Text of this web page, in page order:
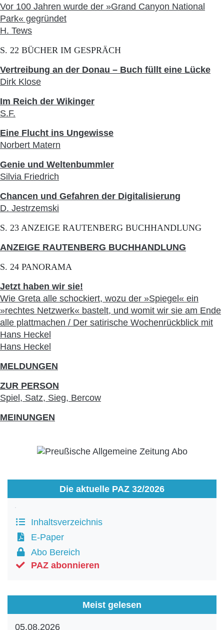
Vor 100 Jahren wurde der »Grand Canyon National
Park« gegründet
H. Tews
S. 22 BÜCHER IM GESPRÄCH
Vertreibung an der Donau – Buch füllt eine Lücke
Dirk Klose
Im Reich der Wikinger
S.F.
Eine Flucht ins Ungewisse
Norbert Matern
Genie und Weltenbummler
Silvia Friedrich
Chancen und Gefahren der Digitalisierung
D. Jestrzemski
S. 23 ANZEIGE RAUTENBERG BUCHHANDLUNG
ANZEIGE RAUTENBERG BUCHHANDLUNG
S. 24 PANORAMA
Jetzt haben wir sie!
Wie Greta alle schockiert, wozu der »Spiegel« ein
»rechtes Netzwerk« bastelt, und womit wir sie am Ende
alle plattmachen / Der satirische Wochenrückblick mit
Hans Heckel
Hans Heckel
MELDUNGEN
ZUR PERSON
Spiel, Satz, Sieg, Bercow
MEINUNGEN
Die aktuelle PAZ 32/2026
Inhaltsverzeichnis
E-Paper
Abo Bereich
PAZ abonnieren
Meist gelesen
05.08.2026